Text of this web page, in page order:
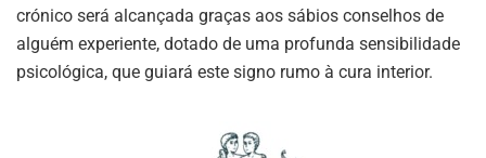
crónico será alcançada graças aos sábios conselhos de
alguém experiente, dotado de uma profunda sensibilidade
psicológica, que guiará este signo rumo à cura interior.